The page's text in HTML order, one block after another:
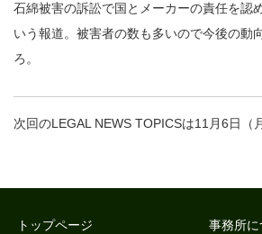
石綿被害の訴訟で国とメーカーの責任を認
いう報道。被害者の数も多いので今後の動
ろ。
次回のLEGAL NEWS TOPICSは11月6日（
トップページ 事務所に